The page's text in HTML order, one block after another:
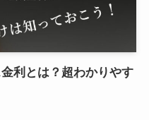
利とは？超わかりやす